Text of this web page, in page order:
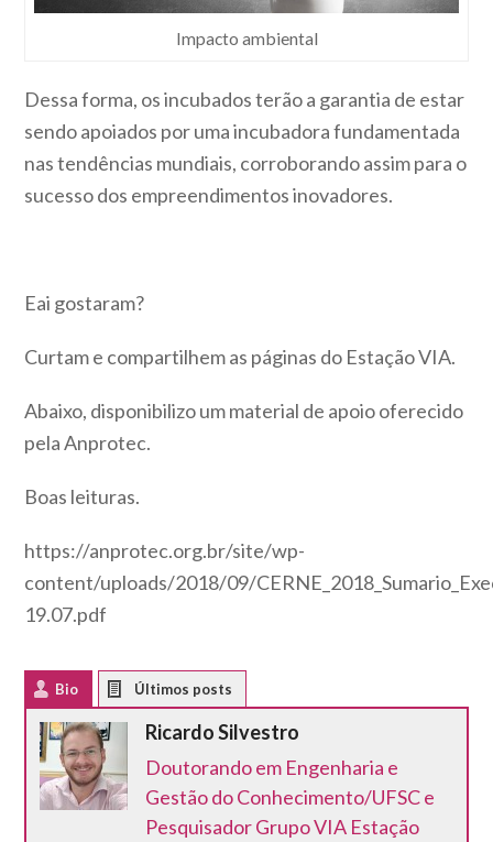
Impacto ambiental
Dessa forma, os incubados terão a garantia de estar
sendo apoiados por uma incubadora fundamentada
nas tendências mundiais, corroborando assim para o
sucesso dos empreendimentos inovadores.
Eai gostaram?
Curtam e compartilhem as páginas do Estação VIA.
Abaixo, disponibilizo um material de apoio oferecido
pela Anprotec.
Boas leituras.
https://anprotec.org.br/site/wp-
content/uploads/2018/09/
19.07.pdf
Bio
Ricardo Silvestro
Doutorando em Engenharia e
Gestão do Conhecimento/UFSC e
Pesquisador Grupo VIA Estação